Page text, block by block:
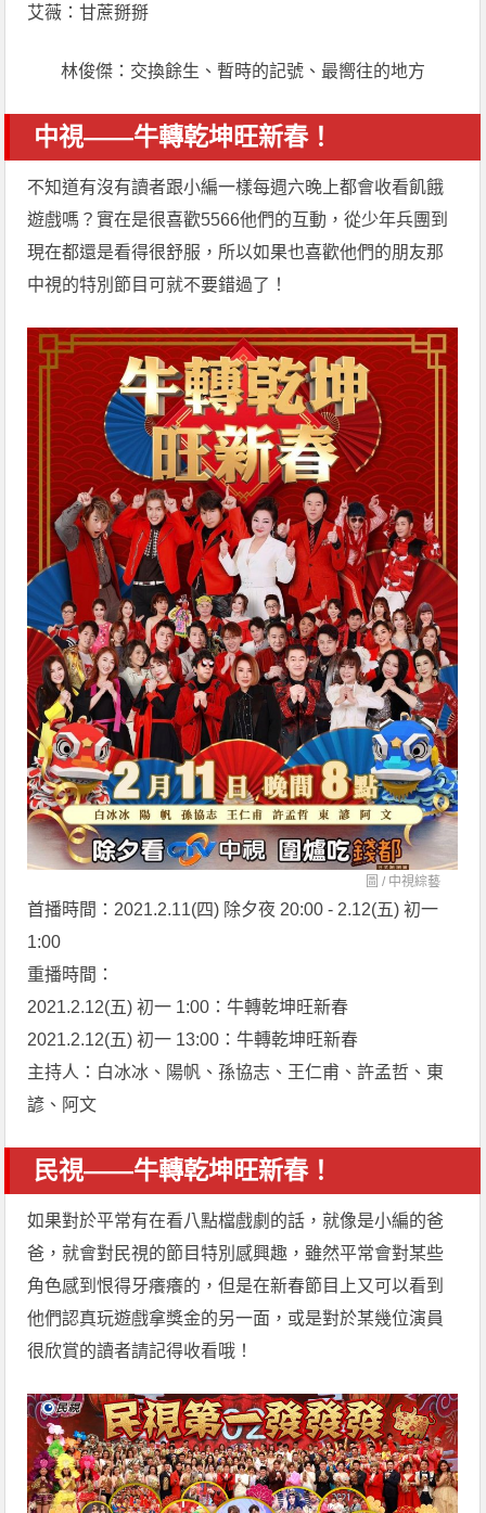
艾薇：甘蔗掰掰
林俊傑：交換餘生、暫時的記號、最嚮往的地方
中視——牛轉乾坤旺新春！
不知道有沒有讀者跟小編一樣每週六晚上都會收看飢餓
遊戲嗎？實在是很喜歡5566他們的互動，從少年兵團到
現在都還是看得很舒服，所以如果也喜歡他們的朋友那
中視的特別節目可就不要錯過了！
圖 / 中視綜藝
首播時間：2021.2.11(四) 除夕夜 20:00 - 2.12(五) 初一
1:00
重播時間：
2021.2.12(五) 初一 1:00：牛轉乾坤旺新春
2021.2.12(五) 初一 13:00：牛轉乾坤旺新春
主持人：白冰冰、陽帆、孫協志、王仁甫、許孟哲、東
諺、阿文
民視——牛轉乾坤旺新春！
如果對於平常有在看八點檔戲劇的話，就像是小編的爸
爸，就會對民視的節目特別感興趣，雖然平常會對某些
角色感到恨得牙癢癢的，但是在新春節目上又可以看到
他們認真玩遊戲拿獎金的另一面，或是對於某幾位演員
很欣賞的讀者請記得收看哦！